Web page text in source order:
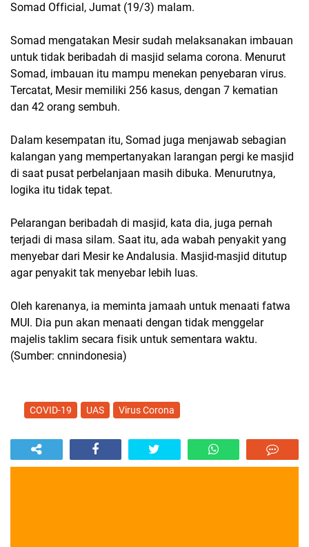
Somad Official, Jumat (19/3) malam.
Somad mengatakan Mesir sudah melaksanakan imbauan
untuk tidak beribadah di masjid selama corona. Menurut
Somad, imbauan itu mampu menekan penyebaran virus.
Tercatat, Mesir memiliki 256 kasus, dengan 7 kematian
dan 42 orang sembuh.
Dalam kesempatan itu, Somad juga menjawab sebagian
kalangan yang mempertanyakan larangan pergi ke masjid
di saat pusat perbelanjaan masih dibuka. Menurutnya,
logika itu tidak tepat.
Pelarangan beribadah di masjid, kata dia, juga pernah
terjadi di masa silam. Saat itu, ada wabah penyakit yang
menyebar dari Mesir ke Andalusia. Masjid-masjid ditutup
agar penyakit tak menyebar lebih luas.
Oleh karenanya, ia meminta jamaah untuk menaati fatwa
MUI. Dia pun akan menaati dengan tidak menggelar
majelis taklim secara fisik untuk sementara waktu.
(Sumber: cnnindonesia)
COVID-19 UAS Virus Corona